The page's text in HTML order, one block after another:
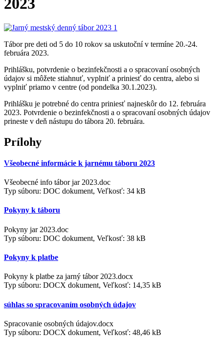
2023
Tábor pre deti od 5 do 10 rokov sa uskutoční v termíne 20.-24.
februára 2023.
Prihlášku, potvrdenie o bezinfekčnosti a o spracovaní osobných
údajov si môžete stiahnuť, vyplniť a priniesť do centra, alebo si
vyplniť priamo v centre (od pondelka 30.1.2023).
Prihlášku je potrebné do centra priniesť najneskôr do 12. februára
2023. Potvrdenie o bezinfekčnosti a o spracovaní osobných údajov
prineste v deň nástupu do tábora 20. februára.
Prílohy
Všeobecné informácie k jarnému táboru 2023
Všeobecné info tábor jar 2023.doc
Typ súboru: DOC dokument, Veľkosť: 34 kB
Pokyny k táboru
Pokyny jar 2023.doc
Typ súboru: DOC dokument, Veľkosť: 38 kB
Pokyny k platbe
Pokyny k platbe za jarný tábor 2023.docx
Typ súboru: DOCX dokument, Veľkosť: 14,35 kB
súhlas so spracovaním osobných údajov
Spracovanie osobných údajov.docx
Typ súboru: DOCX dokument, Veľkosť: 48,46 kB